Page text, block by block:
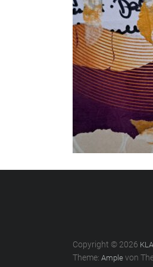
Copyright © 2026
Theme: Ample von